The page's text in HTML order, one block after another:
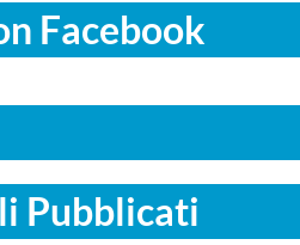
Facebook
Pubblicati